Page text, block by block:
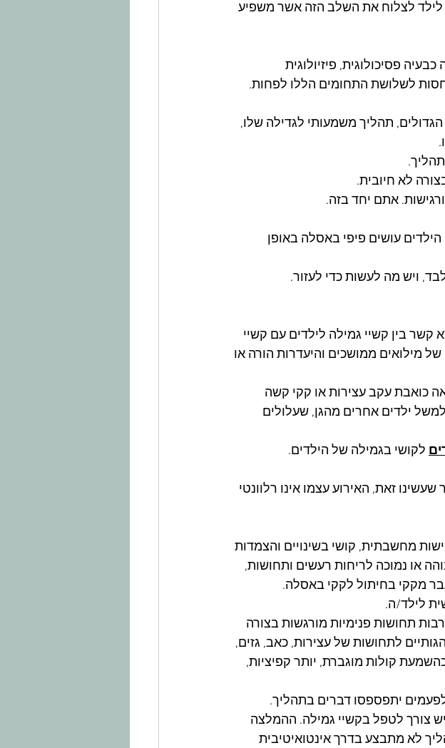
לילד לצלוח את השלב הזה אשר משפיע
פסיכולוגית, פיזיולוגית
לשלושת התחומים הללו לפחות.
תהליך משמעותי לגדילה שלו,
לא חיובית.
אתם יחד בזה.
עושים פיפי באסלה באופן
ויש מה לעשות כדי לעזור.
קשר בין קשיי גמילה לילדים עם קשיי
מילואים ממושכים והיעדרות הורה או
כואבת עקב עצירות או קקי קשה
למשל ילדים אחרים מהגן, שעלולים
לקושי בגמילה של הילדים.
זאת, האירוע עצמו אינו רלוונטי
מחשבתית, קושי בשינויים והצמדות
או נמוכה לריחות רעשים ותחושות,
מקקי בחיתול לקקי באסלה.
לילד/ה.
תחושות פנימיות מורגשות בצורה
לתחושות של עצירות, כאב, גזים,
קולות מוגברת, יותר קפיציות,
לפעמים יתפספסו דברים בתהליך.
צורך לטפל בקשיי גמילה. ההמלצה
לא מתבצע בדרך אינטואיטיבית